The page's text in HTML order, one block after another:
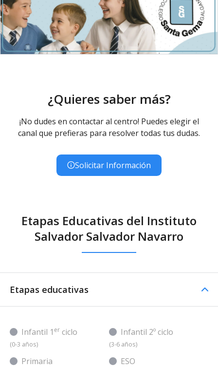
¿Quieres saber más?
¡No dudes en contactar al centro! Puedes elegir el
canal que prefieras para resolver todas tus dudas.
Solicitar Información
Etapas Educativas del Instituto
Salvador Salvador Navarro
Etapas educativas
Infantil 1 er ciclo
(0-3 años)
Infantil 2º ciclo
(3-6 años)
Primaria
ESO